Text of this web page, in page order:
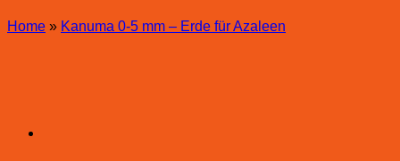
Home » Kanuma 0-5 mm – Erde für Azaleen